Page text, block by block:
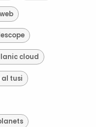
cloud
tusi